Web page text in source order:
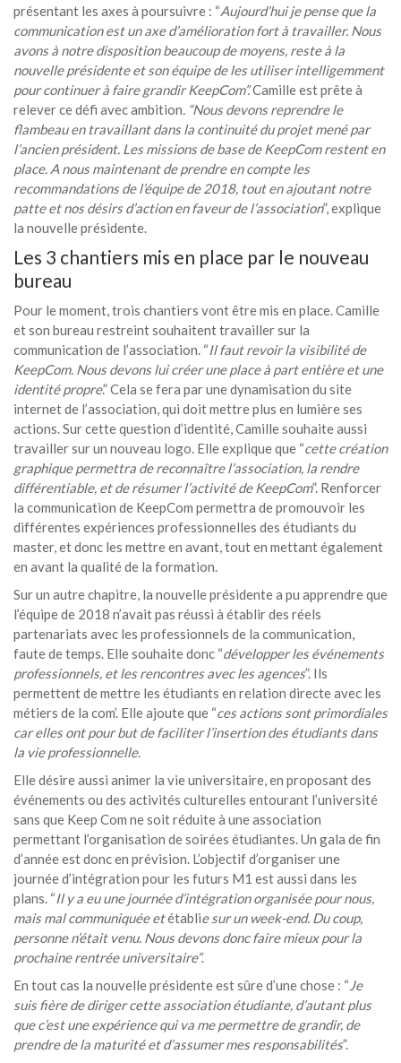
présentant les axes à poursuivre : “Aujourd’hui je pense que la
communication est un axe d’amélioration fort à travailler. Nous
avons à notre disposition beaucoup de moyens, reste à la
nouvelle présidente et son équipe de les utiliser intelligemment
pour continuer à faire grandir KeepCom”.Camille est prête à
relever ce défi avec ambition. “Nous devons reprendre le
flambeau en travaillant dans la continuité du projet mené par
l’ancien président. Les missions de base de KeepCom restent en
place. A nous maintenant de prendre en compte les
recommandations de l’équipe de 2018, tout en ajoutant notre
patte et nos désirs d’action en faveur de l’association”, explique
la nouvelle présidente.
Les 3 chantiers mis en place par le nouveau
bureau
Pour le moment, trois chantiers vont être mis en place. Camille
et son bureau restreint souhaitent travailler sur la
communication de l’association. “Il faut revoir la visibilité de
KeepCom. Nous devons lui créer une place à part entière et une
identité propre.” Cela se fera par une dynamisation du site
internet de l’association, qui doit mettre plus en lumière ses
actions. Sur cette question d’identité, Camille souhaite aussi
travailler sur un nouveau logo. Elle explique que “cette création
graphique permettra de reconnaître l’association, la rendre
différentiable, et de résumer l’activité de KeepCom”. Renforcer
la communication de KeepCom permettra de promouvoir les
différentes expériences professionnelles des étudiants du
master, et donc les mettre en avant, tout en mettant également
en avant la qualité de la formation.
Sur un autre chapitre, la nouvelle présidente a pu apprendre que
l’équipe de 2018 n’avait pas réussi à établir des réels
partenariats avec les professionnels de la communication,
faute de temps. Elle souhaite donc “développer les événements
professionnels, et les rencontres avec les agences”. Ils
permettent de mettre les étudiants en relation directe avec les
métiers de la com’. Elle ajoute que “ces actions sont primordiales
car elles ont pour but de faciliter l’insertion des étudiants dans
la vie professionnelle.
Elle désire aussi animer la vie universitaire, en proposant des
événements ou des activités culturelles entourant l’université
sans que Keep Com ne soit réduite à une association
permettant l’organisation de soirées étudiantes. Un gala de fin
d’année est donc en prévision. L’objectif d’organiser une
journée d’intégration pour les futurs M1 est aussi dans les
plans. “Il y a eu une journée d’intégration organisée pour nous,
mais mal communiquée etétabliesur un week-end. Du coup,
personne n’était venu. Nous devons donc faire mieux pour la
prochaine rentrée universitaire”.
En tout cas la nouvelle présidente est sûre d’une chose : “Je
suis fière de diriger cette association étudiante, d’autant plus
que c’est une expérience qui va me permettre de grandir, de
prendre de la maturité et d’assumer mes responsabilités”.